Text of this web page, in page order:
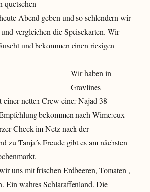
quetschen.
Abend geben und so schlendern wir
vergleichen die Speisekarten. Wir
und bekommen einen riesigen
Wir haben in
Gravlines
einer netten Crew einer Najad 38
bekommen nach Wimereux
Check im Netz nach der
zu Tanja´s Freude gibt es am nächsten
uns mit frischen Erdbeeren, Tomaten ,
Ein wahres Schlaraffenland. Die